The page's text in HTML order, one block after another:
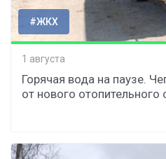
#ЖКХ
1 августа
Горячая вода на паузе.
от нового отопительного